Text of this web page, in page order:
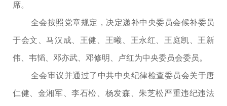
席。
全会按照党章规定，决定递补中央委员会候补委员
于会文、马汉成、王健、王曦、王永红、王庭凯、王新
伟、韦韬、邓亦武、邓修明、卢红为中央委员会委员。
全会审议并通过了中共中央纪律检查委员会关于唐
仁健、金湘军、李石松、杨发森、朱芝松严重违纪违法